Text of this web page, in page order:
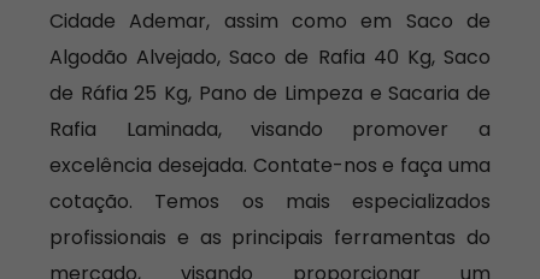
Cidade Ademar, assim como em Saco de
Algodão Alvejado, Saco de Rafia 40 Kg, Saco
de Ráfia 25 Kg, Pano de Limpeza e Sacaria de
Rafia Laminada, visando promover a
excelência desejada. Contate-nos e faça uma
cotação. Temos os mais especializados
profissionais e as principais ferramentas do